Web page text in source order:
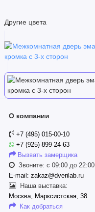
Другие цвета
О компании
+7 (495) 015-00-10
+7 (925) 899-24-63
Вызвать замерщика
Звоните: с 09:00 до 22:00
E-mail: zakaz@dverilab.ru
Наша выставка:
Москва, Марксистская, 38
Как добраться